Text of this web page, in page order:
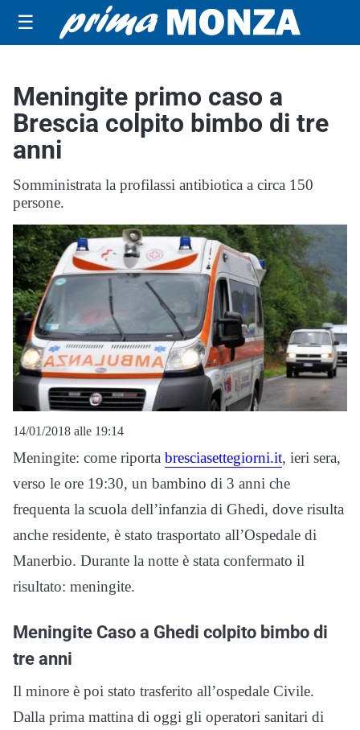
☰
Meningite primo caso a
Brescia colpito bimbo di tre
anni
Somministrata la profilassi antibiotica a circa 150
persone.
14/01/2018 alle 19:14
Meningite: come riporta bresciasettegiorni.it, ieri sera,
verso le ore 19:30, un bambino di 3 anni che
frequenta la scuola dell’infanzia di Ghedi, dove risulta
anche residente, è stato trasportato all’Ospedale di
Manerbio. Durante la notte è stata confermato il
risultato: meningite.
Meningite Caso a Ghedi colpito bimbo di
tre anni
Il minore è poi stato trasferito all’ospedale Civile.
Dalla prima mattina di oggi gli operatori sanitari di